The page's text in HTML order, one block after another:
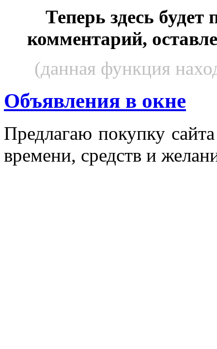
Теперь здесь будет
комментарий,
(данная функция
Объявления в окне
Пред­ла­гаю по­куп­ку
вре­мени, средств и